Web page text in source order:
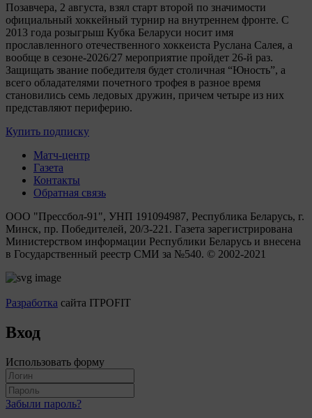
Позавчера, 2 августа, взял старт второй по значимости
официальный хоккейный турнир на внутреннем фронте. C
2013 года розыгрыш Кубка Беларуси носит имя
прославленного отечественного хоккеиста Руслана Салея, а
вообще в сезоне-2026/27 мероприятие пройдет 26-й раз.
Защищать звание победителя будет столичная “Юность”, а
всего обладателями почетного трофея в разное время
становились семь ледовых дружин, причем четыре из них
представляют периферию.
Купить подписку
Матч-центр
Газета
Контакты
Обратная связь
ООО "Прессбол-91", УНП 191094987, Республика Беларусь, г.
Минск, пр. Победителей, 20/3-221. Газета зарегистрирована
Министерством информации Республики Беларусь и внесена
в Государственный реестр СМИ за №540. © 2002-2021
Разработка сайта ITPOFIT
Вход
Использовать форму
Забыли пароль?